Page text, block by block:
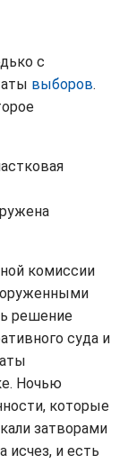
с
выборов.
комиссии
решение
суда и
Ночью
которые
затворами
исчез, и есть